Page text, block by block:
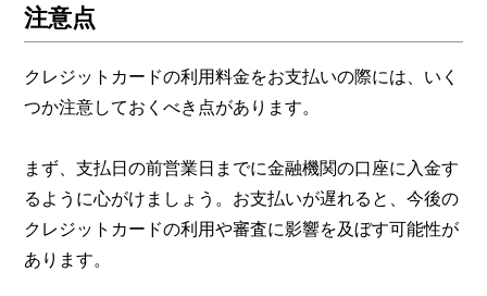
注意点
クレジットカードの利用料金をお支払いの際には、いく
つか注意しておくべき点があります。
まず、支払日の前営業日までに金融機関の口座に入金す
るように心がけましょう。お支払いが遅れると、今後の
クレジットカードの利用や審査に影響を及ぼす可能性が
あります。